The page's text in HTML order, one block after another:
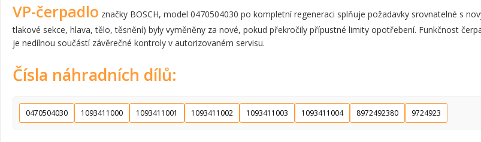
VP-čerpadlo značky BOSCH, model 0470504030 po kompletní regeneraci splňuje požadavky srovnatelné s
tlakové sekce, hlava, tělo, těsnění) byly vyměněny za nové, pokud překročily přípustné limity opotřebení. Funkčnost
je nedílnou součástí závěrečné kontroly v autorizovaném servisu.
Čísla náhradních dílů:
0470504030 1093411000 1093411001 1093411002 1093411003 1093411004 8972492380 9724923